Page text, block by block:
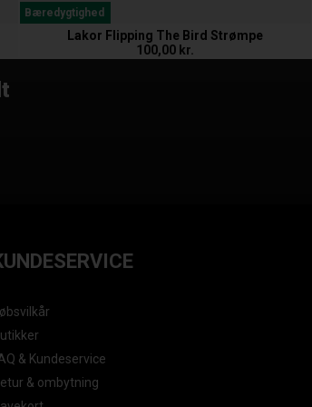
Bæredygtighed
Lakor Flipping The Bird Strømpe
100,00 kr.
& Kundeservice
& ombytning